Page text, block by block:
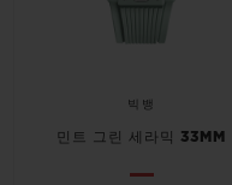
빅뱅
민트 그린 세라믹 33MM